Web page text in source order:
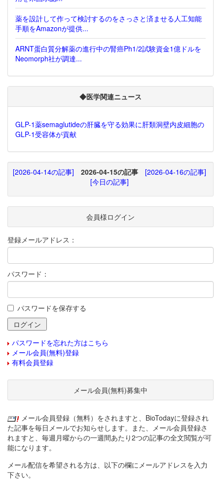
薬を設計して作って検討するのをさっさと済ませる人工知能
手順をAmazonが提供...
ARNT蛋白質分解薬の進行中の腎癌Ph1/2試験資金1億ドルを
Neomorph社が調達...
◆医学関連ニュース
GLP-1薬semaglutideの肝臓を守る効果に肝類洞壁内皮細胞の
GLP-1受容体が貢献
[2026-04-14の記事] 2026-04-15の記事
[2026-04-16の記事]
[今日の記事]
会員様ログイン
登録メールアドレス：
パスワード：
パスワードを保存する
パスワードを忘れた方はこちら
メール会員(無料)登録
有料会員登録
メール会員(無料)募集中
メール会員登録（無料）をされますと、BioTodayに登録され
た記事を毎日メールでお知らせします。また、メール会員登録さ
れますと、毎週月曜からの一週間あたり2つの記事の全文閲覧が可
能になります。
メール配信を希望される方は、以下の欄にメールアドレスを入力
下さい。